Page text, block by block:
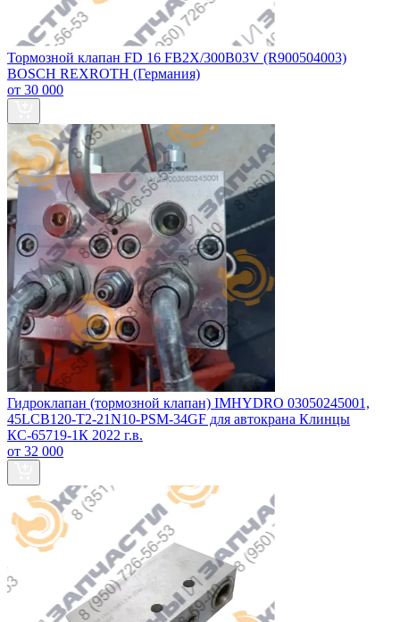
Тормозной клапан FD 16 FB2X/300B03V (R900504003)
BOSCH REXROTH (Германия)
от 30 000
Гидроклапан (тормозной клапан) IMHYDRO 03050245001,
45LCB120-T2-21N10-PSM-34GF для автокрана Клинцы
КС-65719-1К 2022 г.в.
от 32 000